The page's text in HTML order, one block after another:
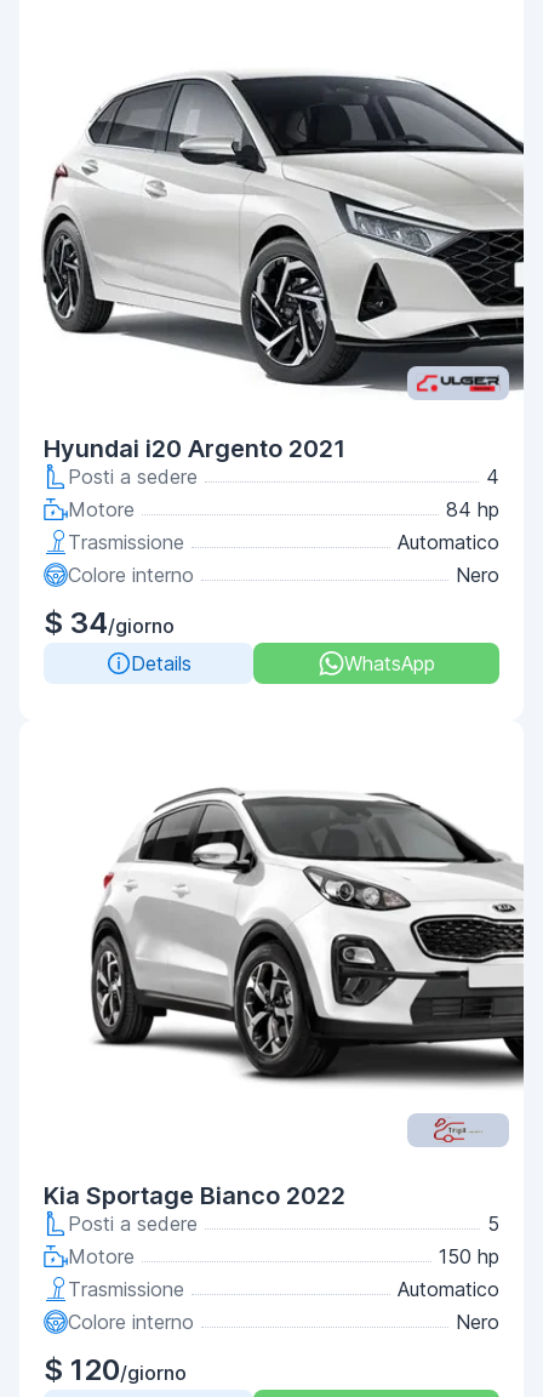
Hyundai i20 Argento 2021
Posti a sedere
4
Motore
84 hp
Trasmissione
Automatico
Colore interno
Nero
$ 34/giorno
Details
WhatsApp
Kia Sportage Bianco 2022
Posti a sedere
5
Motore
150 hp
Trasmissione
Automatico
Colore interno
Nero
$ 120/giorno